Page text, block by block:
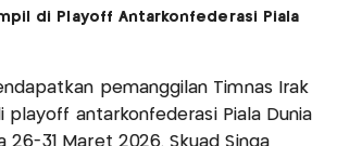
di Playoff Antarkonfederasi Piala
pemanggilan Timnas Irak
playoff antarkonfederasi Piala Dunia
26-31 Maret 2026. Skuad Singa